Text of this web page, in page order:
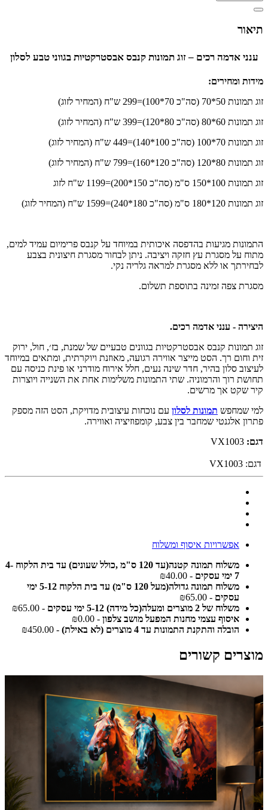
תיאור
ענני אדמה רכים – זוג תמונות קנבס אבסטרקטיות בגווני טבע לסלון
מידות ומחירים:
זוג תמונות 50*70 (סה"כ 70*100)=299 ש"ח (המחיר לזוג)
זוג תמונות 60*80 (סה"כ 80*120)=399 ש"ח (המחיר לזוג)
זוג תמונות 70*100 (סה"כ 100*140)=449 ש"ח (המחיר לזוג)
זוג תמונות 80*120 (סה"כ 120*160)=799 ש"ח (המחיר לזוג)
זוג תמונות 100*150 ס"מ (סה"כ 150*200)=1199 ש"ח לזוג
זוג תמונות 120*180 ס"מ (סה"כ 180*240)=1599 ש"ח (המחיר לזוג)
התמונות מגיעות בהדפסה איכותית במיוחד על קנבס פרימיום עמיד למים,
מתוח על מסגרת עץ חזקה ויציבה. ניתן לבחור מסגרת חיצונית בצבע
לבחירתך או ללא מסגרת למראה גלריה נקי.
מסגרת צפה זמינה בתוספת תשלום.
היצירה - ענני אדמה רכים.
זוג תמונות קנבס אבסטרקטיות בגוונים טבעיים של שמנת, בז׳, חול, ירוק
זית וחום רך. הסט מייצר אווירה רגועה, מאוזנת ויוקרתית, ומתאים במיוחד
לעיצוב סלון בהיר, חדר שינה נעים, חלל אירוח מודרני או פינת כניסה עם
תחושת רוך והרמוניה. שתי התמונות משלימות אחת את השנייה ויוצרות
קיר שקט אך מרשים.
למי שמחפש תמונות לסלון עם נוכחות עיצובית מדויקת, הסט הזה מספק
פתרון אלגנטי שמחבר בין צבע, קומפוזיציה ואווירה.
דגם:
דגם: VX1003
אפשרויות איסוף ומשלוח
משלוח תמונה קטנה(עד 120 ס"מ ,כולל שעונים) עד בית הלקוח 4-
7 ימי עסקים
- ₪40.00
משלוח תמונה גדולה(מעל 120 ס"מ) עד בית הלקוח 5-12 ימי
עסקים - ₪65.00
משלוח של 2 מוצרים ומעלה(כל מידה) 5-12 ימי עסקים
- ₪65.00
איסוף עצמי מחנות המפעל מושב צלפון - ₪0.00
הובלה והתקנת התמונות עד 4 מוצרים (לא באילת)
- ₪450.00
מוצרים קשורים